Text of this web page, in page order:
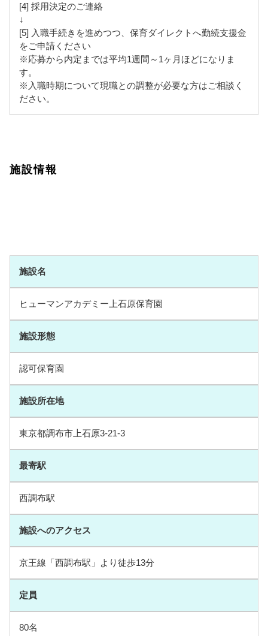
[4] 採用決定のご連絡
↓
[5] 入職手続きを進めつつ、保育ダイレクトへ勤続支援金
をご申請ください
※応募から内定までは平均1週間～1ヶ月ほどになりま
す。
※入職時期について現職との調整が必要な方はご相談く
ださい。
施設情報
施設名
ヒューマンアカデミー上石原保育園
施設形態
認可保育園
施設所在地
東京都調布市上石原3-21-3
最寄駅
西調布駅
施設へのアクセス
京王線「西調布駅」より徒歩13分
定員
80名